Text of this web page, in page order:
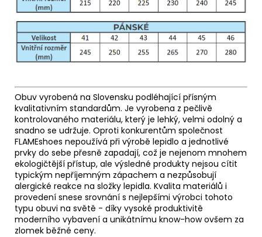
Obuv vyrobená na Slovensku podléhající přísným
kvalitativním standardům. Je vyrobena z pečlivě
kontrolovaného materiálu, který je lehký, velmi odolný a
snadno se udržuje. Oproti konkurentům společnost
FLAMEshoes nepoužívá při výrobě lepidlo a jednotlivé
prvky do sebe přesně zapadají, což je nejenom mnohem
ekologičtější přístup, ale výsledné produkty nejsou cítit
typickým nepříjemným zápachem a nezpůsobují
alergické reakce na složky lepidla. Kvalita materiálů i
provedení snese srovnání s nejlepšími výrobci tohoto
typu obuvi na světě - díky vysoké produktivitě
moderního vybavení a unikátnímu know-how ovšem za
zlomek běžné ceny.